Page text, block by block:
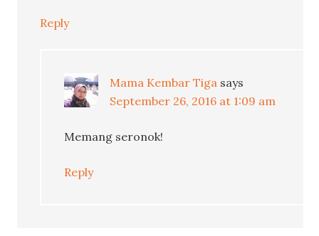
Reply
Mama Kembar Tiga says
September 26, 2016 at 1:09 am
Memang seronok!
Reply